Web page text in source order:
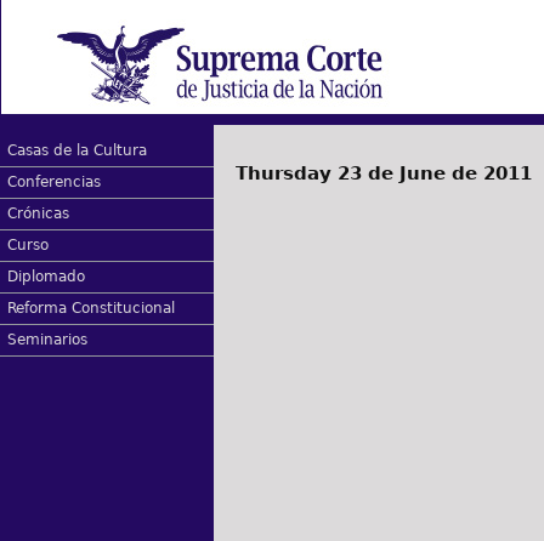
Casas de la Cultura
Conferencias
Crónicas
Curso
Diplomado
Reforma Constitucional
Seminarios
Thursday 23 de June de 2011